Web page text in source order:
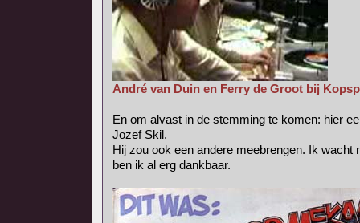
André van Duin en Ferry de Groot bij
En om alvast in de stemming te komen: hier
Jozef Skil.
Hij zou ook een andere meebrengen. Ik wacht
ben ik al erg dankbaar.